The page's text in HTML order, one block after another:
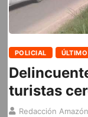
POLICIAL
turistas
Redacción